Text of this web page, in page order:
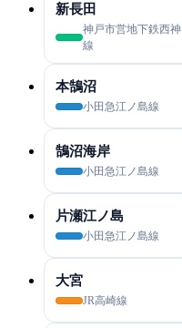
新長田
神戸市営地下鉄西神
線
本鵠沼
小田急江ノ島線
鵠沼海岸
小田急江ノ島線
片瀬江ノ島
小田急江ノ島線
大宮
JR高崎線